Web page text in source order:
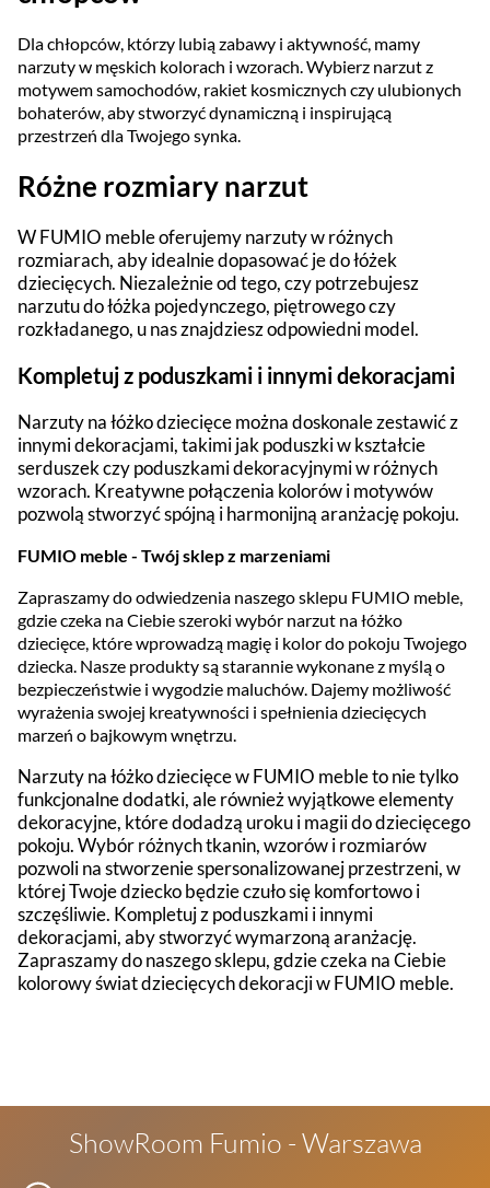
Dla chłopców, którzy lubią zabawy i aktywność, mamy
narzuty w męskich kolorach i wzorach. Wybierz narzut z
motywem samochodów, rakiet kosmicznych czy ulubionych
bohaterów, aby stworzyć dynamiczną i inspirującą
przestrzeń dla Twojego synka.
Różne rozmiary narzut
W FUMIO meble oferujemy narzuty w różnych
rozmiarach, aby idealnie dopasować je do łóżek
dziecięcych. Niezależnie od tego, czy potrzebujesz
narzutu do łóżka pojedynczego, piętrowego czy
rozkładanego, u nas znajdziesz odpowiedni model.
Kompletuj z poduszkami i innymi dekoracjami
Narzuty na łóżko dziecięce można doskonale zestawić z
innymi dekoracjami, takimi jak poduszki w kształcie
serduszek czy poduszkami dekoracyjnymi w różnych
wzorach. Kreatywne połączenia kolorów i motywów
pozwolą stworzyć spójną i harmonijną aranżację pokoju.
FUMIO meble - Twój sklep z marzeniami
Zapraszamy do odwiedzenia naszego sklepu FUMIO meble,
gdzie czeka na Ciebie szeroki wybór narzut na łóżko
dziecięce, które wprowadzą magię i kolor do pokoju Twojego
dziecka. Nasze produkty są starannie wykonane z myślą o
bezpieczeństwie i wygodzie maluchów. Dajemy możliwość
wyrażenia swojej kreatywności i spełnienia dziecięcych
marzeń o bajkowym wnętrzu.
Narzuty na łóżko dziecięce w FUMIO meble to nie tylko
funkcjonalne dodatki, ale również wyjątkowe elementy
dekoracyjne, które dodadzą uroku i magii do dziecięcego
pokoju. Wybór różnych tkanin, wzorów i rozmiarów
pozwoli na stworzenie spersonalizowanej przestrzeni, w
której Twoje dziecko będzie czuło się komfortowo i
szczęśliwie. Kompletuj z poduszkami i innymi
dekoracjami, aby stworzyć wymarzoną aranżację.
Zapraszamy do naszego sklepu, gdzie czeka na Ciebie
kolorowy świat dziecięcych dekoracji w FUMIO meble.
ShowRoom Fumio - Warszawa